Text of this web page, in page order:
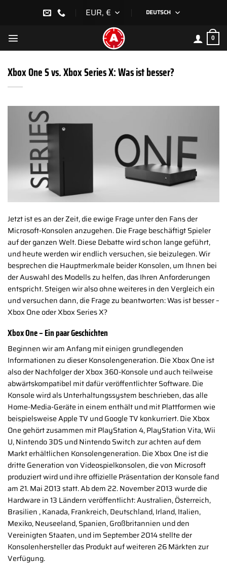
EUR, € DEUTSCH
0
Xbox One S vs. Xbox Series X: Was ist besser?
Jetzt ist es an der Zeit, die ewige Frage unter den Fans der
Microsoft-Konsolen anzugehen. Die Frage beschäftigt Spieler
auf der ganzen Welt. Diese Debatte wird schon lange geführt,
und heute werden wir endlich versuchen, sie beizulegen. Wir
besprechen die Hauptmerkmale beider Konsolen, um Ihnen bei
der Auswahl des Modells zu helfen, das Ihren Anforderungen
entspricht. Steigen wir also ohne weiteres in den Vergleich ein
und versuchen dann, die Frage zu beantworten: Was ist besser –
Xbox One oder Xbox Series X?
Xbox One – Ein paar Geschichten
Beginnen wir am Anfang mit einigen grundlegenden
Informationen zu dieser Konsolengeneration. Die Xbox One ist
also der Nachfolger der Xbox 360-Konsole und auch teilweise
abwärtskompatibel mit dafür veröffentlichter Software. Die
Konsole wird als Unterhaltungssystem beschrieben, das alle
Home-Media-Geräte in einem enthält und mit Plattformen wie
beispielsweise Apple TV und Google TV konkurriert. Die Xbox
One gehört zusammen mit PlayStation 4, PlayStation Vita, Wii
U, Nintendo 3DS und Nintendo Switch zur achten auf dem
Markt erhältlichen Konsolengeneration. Die Xbox One ist die
dritte Generation von Videospielkonsolen, die von Microsoft
produziert wird und ihre offizielle Präsentation der Konsole fand
am 21. Mai 2013 statt. Ab dem 22. November 2013 wurde die
Hardware in 13 Ländern veröffentlicht: Australien, Österreich,
Brasilien , Kanada, Frankreich, Deutschland, Irland, Italien,
Mexiko, Neuseeland, Spanien, Großbritannien und den
Vereinigten Staaten, und im September 2014 stellte der
Konsolenhersteller das Produkt auf weiteren 26 Märkten zur
Verfügung.